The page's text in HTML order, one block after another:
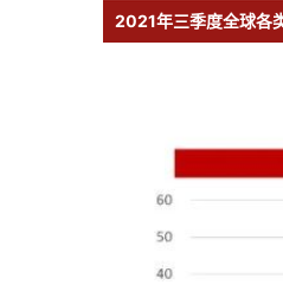
2021年三季度全球各